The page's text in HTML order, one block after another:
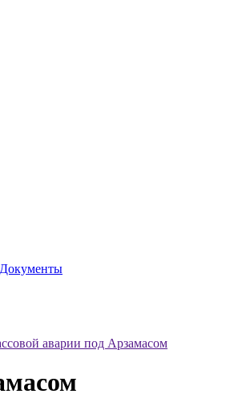
Документы
аварии под Арзамасом